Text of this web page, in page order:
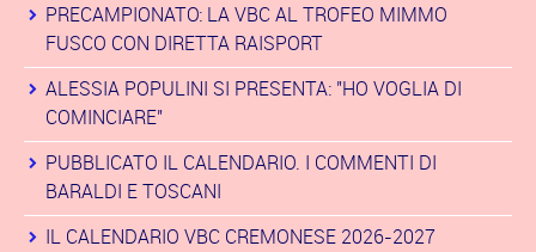
PRECAMPIONATO: LA VBC AL TROFEO MIMMO
FUSCO CON DIRETTA RAISPORT
ALESSIA POPULINI SI PRESENTA: "HO VOGLIA DI
COMINCIARE"
PUBBLICATO IL CALENDARIO. I COMMENTI DI
BARALDI E TOSCANI
IL CALENDARIO VBC CREMONESE 2026-2027